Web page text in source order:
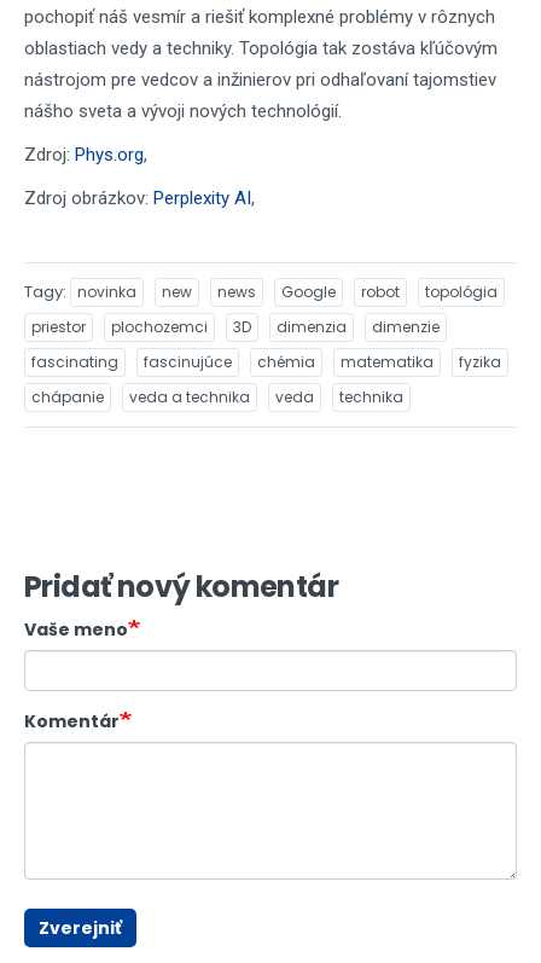
pochopiť náš vesmír a riešiť komplexné problémy v rôznych
oblastiach vedy a techniky. Topológia tak zostáva kľúčovým
nástrojom pre vedcov a inžinierov pri odhaľovaní tajomstiev
nášho sveta a vývoji nových technológií.
Zdroj: Phys.org,
Zdroj obrázkov: Perplexity AI,
Tagy novinka new news Google robot
topológia
priestor
plochozemci 3D dimenzia
dimenzie
fascinating
fascinujúce chémia matematika
fyzika
chápanie
veda a technika veda technika
Pridať nový komentár
Vaše meno
Komentár
Zverejniť